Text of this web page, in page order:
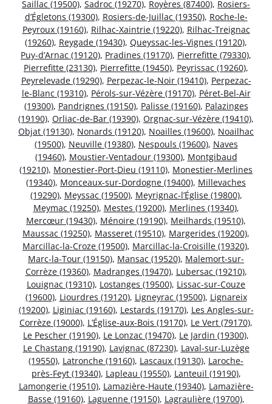
Saillac (19500), Sadroc (19270), Royères (87400), Rosiers-
d’Égletons (19300), Rosiers-de-Juillac (19350), Roche-le-
Peyroux (19160), Rilhac-Xaintrie (19220), Rilhac-Treignac
(19260), Reygade (19430), Queyssac-les-Vignes (19120),
Puy-d’Arnac (19120), Pradines (19170), Pierrefitte (79330),
Pierrefitte (23130), Pierrefitte (19450), Peyrissac (19260),
Peyrelevade (19290), Perpezac-le-Noir (19410), Perpezac-
le-Blanc (19310), Pérols-sur-Vézère (19170), Péret-Bel-Air
(19300), Pandrignes (19150), Palisse (19160), Palazinges
(19190), Orliac-de-Bar (19390), Orgnac-sur-Vézère (19410),
Objat (19130), Nonards (19120), Noailles (19600), Noailhac
(19500), Neuville (19380), Nespouls (19600), Naves
(19460), Moustier-Ventadour (19300), Montgibaud
(19210), Monestier-Port-Dieu (19110), Monestier-Merlines
(19340), Monceaux-sur-Dordogne (19400), Millevaches
(19290), Meyssac (19500), Meyrignac-l’Église (19800),
Meymac (19250), Mestes (19200), Merlines (19340),
Mercœur (19430), Ménoire (19190), Meilhards (19510),
Maussac (19250), Masseret (19510), Margerides (19200),
Marcillac-la-Croze (19500), Marcillac-la-Croisille (19320),
Marc-la-Tour (19150), Mansac (19520), Malemort-sur-
Corrèze (19360), Madranges (19470), Lubersac (19210),
Louignac (19310), Lostanges (19500), Lissac-sur-Couze
(19600), Liourdres (19120), Ligneyrac (19500), Lignareix
(19200), Liginiac (19160), Lestards (19170), Les Angles-sur-
Corrèze (19000), L’Église-aux-Bois (19170), Le Vert (79170),
Le Pescher (19190), Le Lonzac (19470), Le Jardin (19300),
Le Chastang (19190), Lavignac (87230), Laval-sur-Luzège
(19550), Latronche (19160), Lascaux (19130), Laroche-
près-Feyt (19340), Lapleau (19550), Lanteuil (19190),
Lamongerie (19510), Lamazière-Haute (19340), Lamazière-
Basse (19160), Laguenne (19150), Lagraulière (19700),